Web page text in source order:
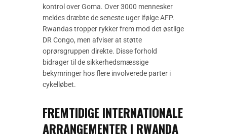
kontrol over Goma. Over 3000 mennesker
meldes dræbte de seneste uger ifølge AFP.
Rwandas tropper rykker frem mod det østlige
DR Congo, men afviser at støtte
oprørsgruppen direkte. Disse forhold
bidrager til de sikkerhedsmæssige
bekymringer hos flere involverede parter i
cykelløbet.
FREMTIDIGE INTERNATIONALE
ARRANGEMENTER I RWANDA